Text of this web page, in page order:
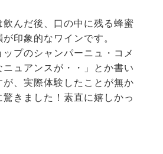
飲んだ後、口の中に残る蜂蜜
印象的なワインです。
ップのシャンパーニュ・コメ
ニュアンスが・・」とか書い
が、実際体験したことが無か
驚きました！素直に嬉しかっ